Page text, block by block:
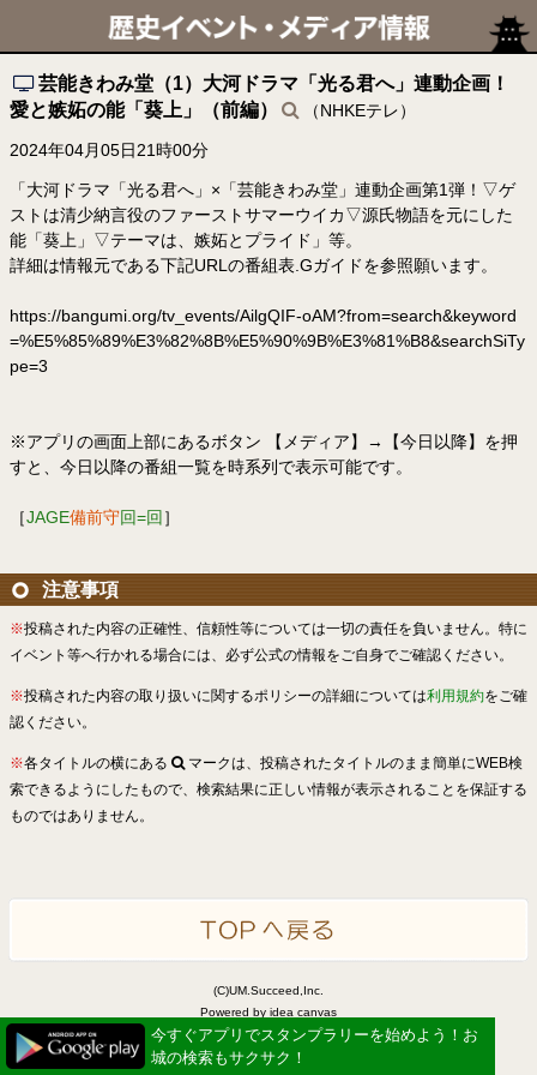
芸能きわみ堂（1）大河ドラマ「光る君へ」連動企画！
愛と嫉妬の能「葵上」（前編）
（NHKEテレ）
2024年04月05日21時00分
「大河ドラマ「光る君へ」×「芸能きわみ堂」連動企画第1弾！▽ゲ
ストは清少納言役のファーストサマーウイカ▽源氏物語を元にした
能「葵上」▽テーマは、嫉妬とプライド」等。
詳細は情報元である下記URLの番組表.Gガイドを参照願います。
https://bangumi.org/tv_events/AilgQIF-oAM?from=search&keyword
=%E5%85%89%E3%82%8B%E5%90%9B%E3%81%B8&searchSiTy
pe=3
※アプリの画面上部にあるボタン 【メディア】→【今日以降】を押
すと、今日以降の番組一覧を時系列で表示可能です。
［JAGE備前守回=回 ］
注意事項
※投稿された内容の正確性、信頼性等については一切の責任を負いません。特に
イベント等へ行かれる場合には、必ず公式の情報をご自身でご確認ください。
※投稿された内容の取り扱いに関するポリシーの詳細については利用規約をご確
認ください。
※各タイトルの横にある
マークは、投稿されたタイトルのまま簡単にWEB検
索できるようにしたもので、検索結果に正しい情報が表示されることを保証する
ものではありません。
(C)UM.Succeed,Inc.
Powered by idea canvas
今すぐアプリでスタンプラリーを始めよう！お
城の検索もサクサク！